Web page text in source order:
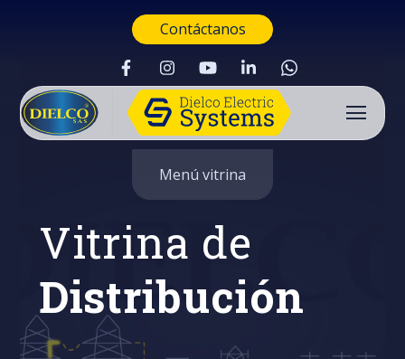
Contáctanos
Menú vitrina
Vitrina de
Distribución